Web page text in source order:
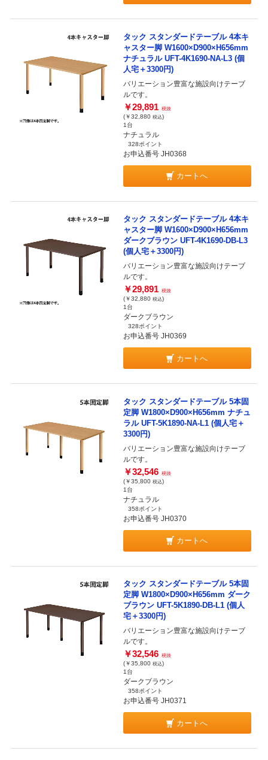
タック スタンダードテーブル 4本キ
ャスター脚 W1600×D900×H656mm
ナチュラル UFT-4K1690-NA-L3 (個
人宅＋3300円)
バリエーション豊富な施設向けテーブ
ルです。
￥29,891 税抜
(￥32,880 税込)
1台
ナチュラル
328ポイント
お申込番号 JH0368
カートへ
タック スタンダードテーブル 4本キ
ャスター脚 W1600×D900×H656mm
ダークブラウン UFT-4K1690-DB-L3
(個人宅＋3300円)
バリエーション豊富な施設向けテーブ
ルです。
￥29,891 税抜
(￥32,880 税込)
1台
ダークブラウン
328ポイント
お申込番号 JH0369
カートへ
タック スタンダードテーブル 5本固
定脚 W1800×D900×H656mm ナチュ
ラル UFT-5K1890-NA-L1 (個人宅＋
3300円)
バリエーション豊富な施設向けテーブ
ルです。
￥32,546 税抜
(￥35,800 税込)
1台
ナチュラル
358ポイント
お申込番号 JH0370
カートへ
タック スタンダードテーブル 5本固
定脚 W1800×D900×H656mm ダーク
ブラウン UFT-5K1890-DB-L1 (個人
宅＋3300円)
バリエーション豊富な施設向けテーブ
ルです。
￥32,546 税抜
(￥35,800 税込)
1台
ダークブラウン
358ポイント
お申込番号 JH0371
カートへ